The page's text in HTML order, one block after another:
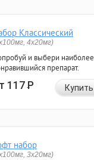
Классический
4x20мг)
и выбери наиболее
препарат.
117Р Купить
набор
3x20мг)